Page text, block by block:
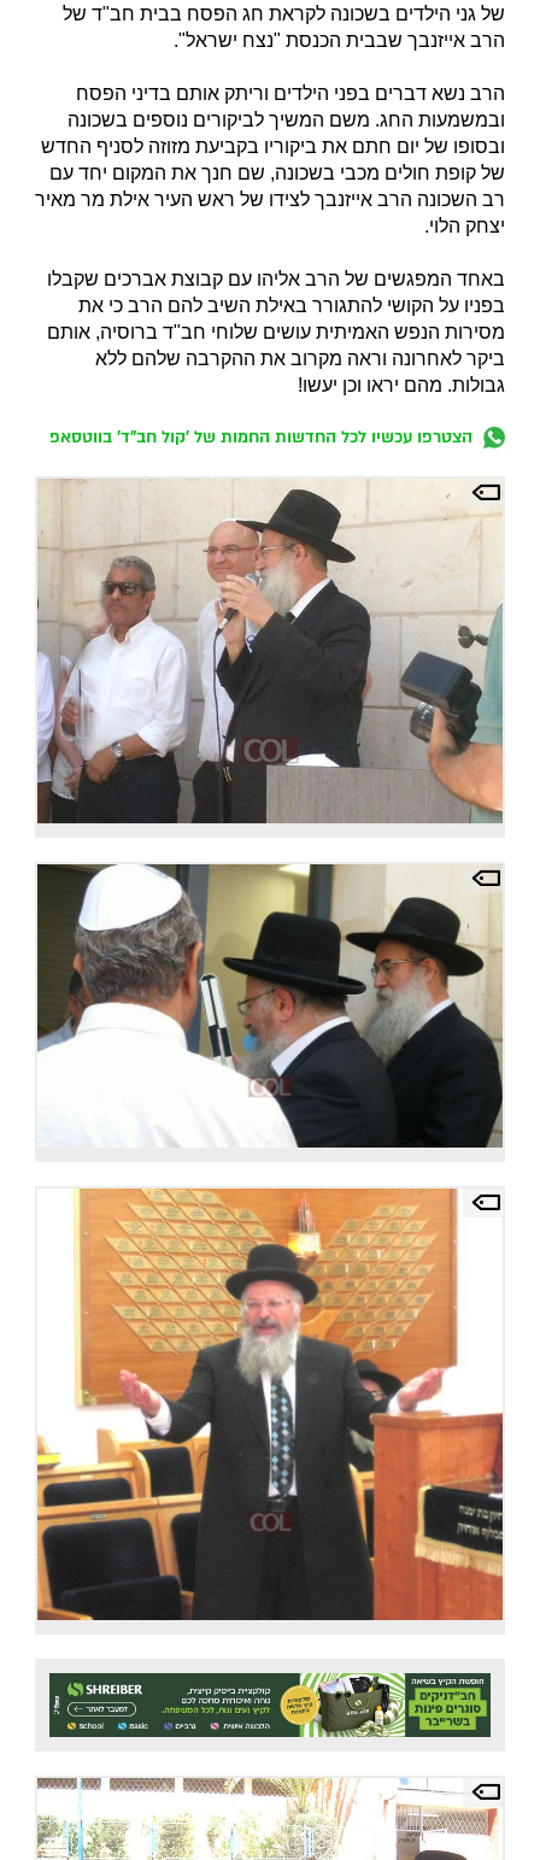
של גני הילדים בשכונה לקראת חג הפסח בבית חב"ד של
הרב אייזנבך שבבית הכנסת "נצח ישראל".
הרב נשא דברים בפני הילדים וריתק אותם בדיני הפסח
ובמשמעות החג. משם המשיך לביקורים נוספים בשכונה
ובסופו של יום חתם את ביקוריו בקביעת מזוזה לסניף החדש
של קופת חולים מכבי בשכונה, שם חנך את המקום יחד עם
רב השכונה הרב אייזנבך לצידו של ראש העיר אילת מר מאיר
יצחק הלוי.
באחד המפגשים של הרב אליהו עם קבוצת אברכים שקבלו
בפניו על הקושי להתגורר באילת השיב להם הרב כי את
מסירות הנפש האמיתית עושים שלוחי חב"ד ברוסיה, אותם
ביקר לאחרונה וראה מקרוב את ההקרבה שלהם ללא
גבולות. מהם יראו וכן יעשו!
הצטרפו עכשיו לכל החדשות החמות של 'קול חב"ד' בווטסאפ